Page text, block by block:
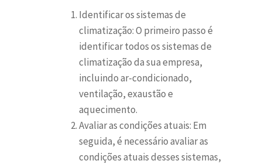
Identificar os sistemas de
climatização: O primeiro passo é
identificar todos os sistemas de
climatização da sua empresa,
incluindo ar-condicionado,
ventilação, exaustão e
aquecimento.
Avaliar as condições atuais: Em
seguida, é necessário avaliar as
condições atuais desses sistemas,